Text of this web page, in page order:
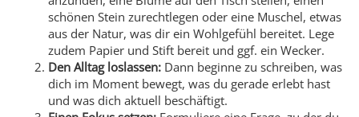
schönen Stein zurechtlegen oder eine Muschel, etwas
aus der Natur, was dir ein Wohlgefühl bereitet. Lege
zudem Papier und Stift bereit und ggf. ein Wecker.
Den Alltag loslassen: Dann beginne zu schreiben, was
dich im Moment bewegt, was du gerade erlebt hast
und was dich aktuell beschäftigt.